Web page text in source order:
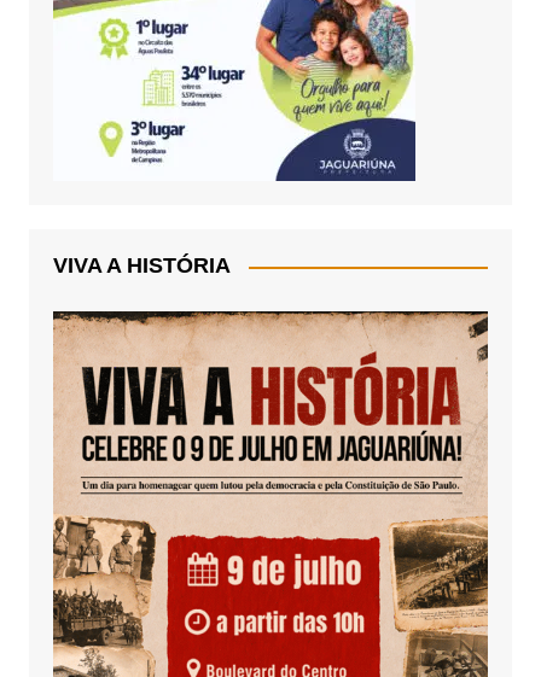
VIVA A HISTÓRIA